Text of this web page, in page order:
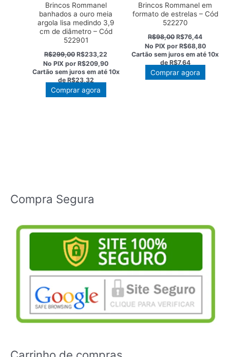
Brincos Rommanel
banhados a ouro meia
argola lisa medindo 3,9
cm de diâmetro – Cód
522901
R$299,00O
preço
original
era:
R$299,00.
R$233,22
preço
atual
é:
No PIX porR$209,90
Cartão sem juros em até 10x
deR$23,32
Comprar agora
Brincos Rommanel em
formato de estrelas – Cód
522270
R$98,00O
preço
original
era:
R$98,00.
R$76,44
preço
atual
é:
R$76,44.
No PIX por R$68,80
Cartão sem juros em até10x
deR$7,64
Comprar agora
Compra Segura